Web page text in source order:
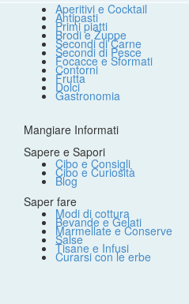
Aperitivi e Cocktail
Antipasti
Primi piatti
Brodi e Zuppe
Secondi di Carne
Secondi di Pesce
Focacce e Sformati
Contorni
Frutta
Dolci
Gastronomia
Mangiare Informati
Sapere e Sapori
Cibo e Consigli
Cibo e Curiosità
Blog
Saper fare
Modi di cottura
Bevande e Gelati
Marmellate e Conserve
Salse
Tisane e Infusi
Curarsi con le erbe